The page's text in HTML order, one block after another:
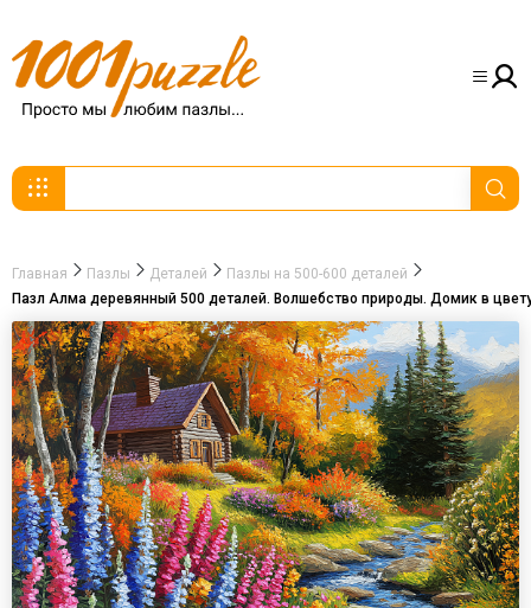
Главная Пазлы Деталей
Пазлы на 500-600 деталей
Пазл Алма деревянный 500 деталей. Волшебство природы. Домик в